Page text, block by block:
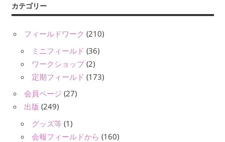
カテゴリー
フィールドワーク (210)
ミニフィールド (36)
ワークショップ(2)
定期フィールド (173)
会員ページ (27)
出版 (249)
グッズ等 (1)
会報フィールドから (160)